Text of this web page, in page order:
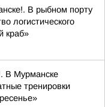
В рыбном порту
логистического
краб»
В Мурманске
тренировки